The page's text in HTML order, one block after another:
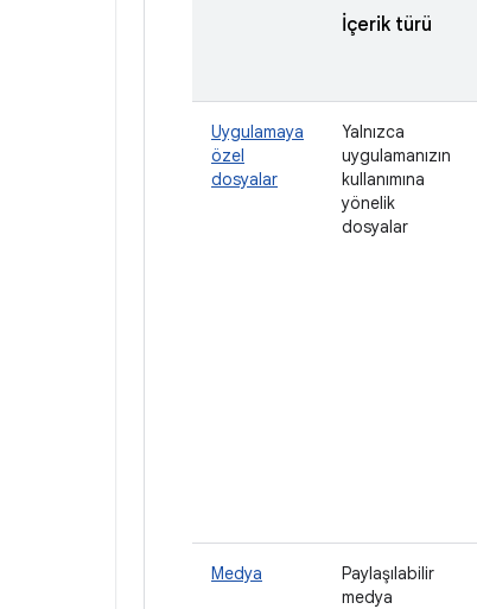
İçerik türü
Uygulamaya
özel
dosyalar
Yalnızca
uygulamanızın
kullanımına
yönelik
dosyalar
Medya
Paylaşılabilir
medya